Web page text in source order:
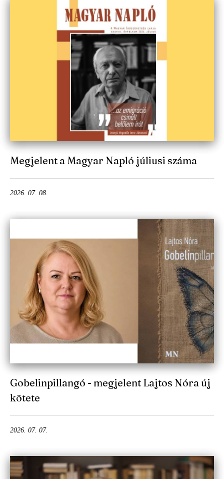
Megjelent a Magyar Napló júliusi száma
2026. 07. 08.
Gobelinpillangó - megjelent Lajtos Nóra új
kötete
2026. 07. 07.